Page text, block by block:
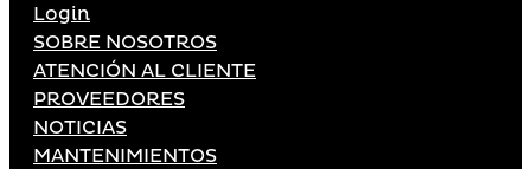
Login
SOBRE NOSOTROS
ATENCIÓN AL CLIENTE
PROVEEDORES
NOTICIAS
MANTENIMIENTOS